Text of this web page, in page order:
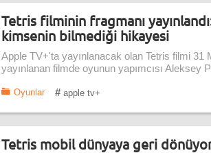
Tetris filminin fragmanı
kimsenin bilmediği hikayesi
Apple TV+'ta yayınlanacak olan Tetris filmi 31
yayınlanan filmde oyunun yapımcısı Aleksey
Oyunlar # apple tv+
Tetris mobil dünyaya geri